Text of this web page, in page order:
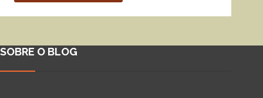
SOBRE O BLOG